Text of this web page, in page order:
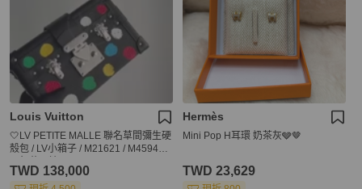
Louis Vuitton
🤍LV PETITE MALLE 聯名草間彌生硬
殼包 / LV小箱子 / M21621 / M45943
TWD 138,000
Hermès
Mini Pop H耳環 奶茶灰🩶🤎
TWD 23,629